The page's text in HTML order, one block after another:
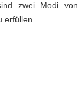
zwei Modi von
erfüllen.